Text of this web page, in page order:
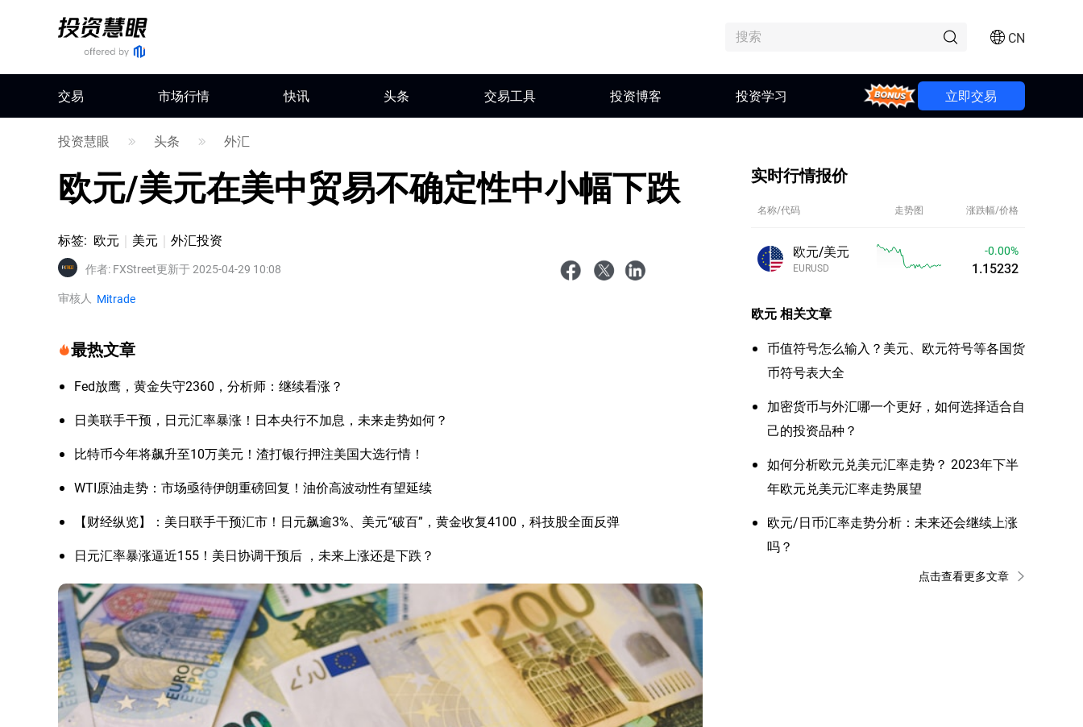
CN
交易 市场行情 快讯 头条 交易工具 投资博客 投资学习 Bonus 立即交易
投资慧眼 头条 外汇
欧元/美元在美中贸易不确定性中小幅下跌
标签: 欧元 美元 外汇投资
作者: FXStreet更新于 2025-04-29 10:08
审核人 Mitrade
最热文章
Fed放鹰，黄金失守2360，分析师：继续看涨？
日美联手干预，日元汇率暴涨！日本央行不加息，未来走势如何？
比特币今年将飙升至10万美元！渣打银行押注美国大选行情！
WTI原油走势：市场亟待伊朗重磅回复！油价高波动性有望延续
【财经纵览】：美日联手干预汇市！日元飙逾3%、美元“破百”，黄金收复4100，科技股全面反弹
日元汇率暴涨逼近155！美日协调干预后 ，未来上涨还是下跌？
实时行情报价
名称/代码 走势图 涨跌幅/价格
欧元/美元
EURUSD
-0.03%
1.15203
欧元相关文章
币值符号怎么输入？美元、欧元符号等各国货
币符号表大全
加密货币与外汇哪一个更好，如何选择适合自
己的投资品种？
如何分析欧元兑美元汇率走势？ 2023年下半
年欧元兑美元汇率走势展望
欧元/日币汇率走势分析：未来还会继续上涨
吗？
点击查看更多文章